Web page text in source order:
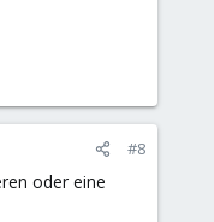
#8
oder eine